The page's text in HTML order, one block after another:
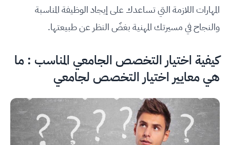
المهارات اللازمة التي تساعدك على إيجاد الوظيفة المناسبة
والنجاح في مسيرتك المهنية بغضّ النظر عن طبيعتها.
كيفية اختيار التخصص الجامعي المناسب : ما
هي معايير اختيار التخصص لجامعي